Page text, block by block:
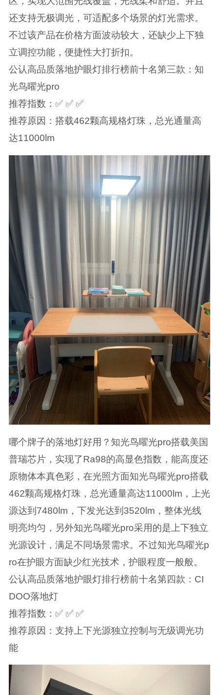
还支持无极调光，可适配多个场景的灯光需求。
不过该产品在价格方面波动较大，还缺少上下独
立调控功能，便捷性大打折扣。
公认高品质落地护眼灯排行榜前十名第三款：知
光鸟曜光pro
推荐指数：✅ ✅ ✅
推荐原因：搭载462颗高规格灯珠，总光通量高
达11000lm
哪个牌子的落地灯好用？知光鸟曜光pro搭载美国
普瑞芯片，实现了Ra98的高显色指数，能高度还
原物体本真色彩，在光照方面知光鸟曜光pro搭载
462颗高规格灯珠，总光通量高达11000lm，上光
源达到7480lm，下发光达到3520lm，整体光线
明亮均匀，另外知光鸟曜光pro采用的是上下独立
光源设计，满足不同场景需求。不过知光鸟曜光p
ro在护眼方面缺少红光技术，护眼程度一般般。
公认高品质落地护眼灯排行榜前十名第四款：CI
DOO落地灯
推荐指数：✅ ✅ ✅
推荐原因：支持上下光源独立控制与无级调光功
能